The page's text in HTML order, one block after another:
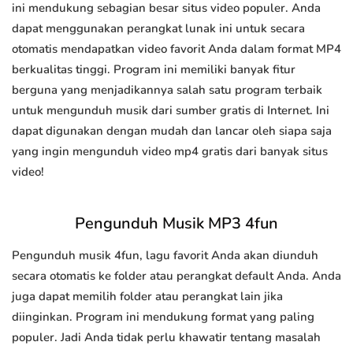
ini mendukung sebagian besar situs video populer. Anda
dapat menggunakan perangkat lunak ini untuk secara
otomatis mendapatkan video favorit Anda dalam format MP4
berkualitas tinggi. Program ini memiliki banyak fitur
berguna yang menjadikannya salah satu program terbaik
untuk mengunduh musik dari sumber gratis di Internet. Ini
dapat digunakan dengan mudah dan lancar oleh siapa saja
yang ingin mengunduh video mp4 gratis dari banyak situs
video!
Pengunduh Musik MP3 4fun
Pengunduh musik 4fun, lagu favorit Anda akan diunduh
secara otomatis ke folder atau perangkat default Anda. Anda
juga dapat memilih folder atau perangkat lain jika
diinginkan. Program ini mendukung format yang paling
populer. Jadi Anda tidak perlu khawatir tentang masalah